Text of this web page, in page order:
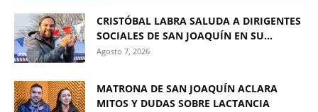
CRISTÓBAL LABRA SALUDA A DIRIGENTES
SOCIALES DE SAN JOAQUÍN EN SU...
Agosto 7, 2026
MATRONA DE SAN JOAQUÍN ACLARA
MITOS Y DUDAS SOBRE LACTANCIA